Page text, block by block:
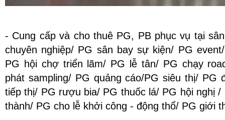
- Cung cấp và cho thuê PG, PB phục vụ tại
chuyên nghiệp/ PG sân bay sự kiện/ PG
PG hội chợ triển lãm/ PG lễ tân/ PG chạy
phát sampling/ PG quảng cáo/PG siêu thị/ PG
tiếp thị/ PG rượu bia/ PG thuốc lá/ PG hội nghị
thành/ PG cho lễ khởi công - động thổ/ PG giới